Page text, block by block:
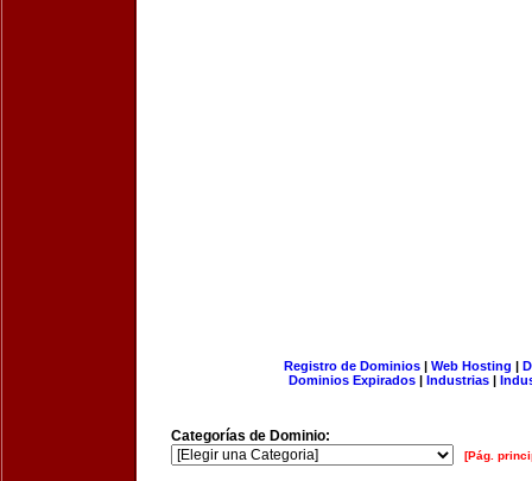
Registro de Dominios| Web Hosting |
Dominios Expirados | Industrias |
Categorías de Dominio:
[Pág.